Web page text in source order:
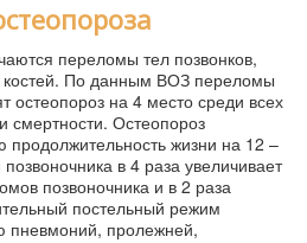
переломы тел позвонков,
костей. По данным ВОЗ переломы
остеопороз на 4 место среди всех
смертности. Остеопороз
жизни на 12 –
в 4 раза увеличивает
позвоночника и в 2 раза
постельный режим
пневмоний, пролежней,